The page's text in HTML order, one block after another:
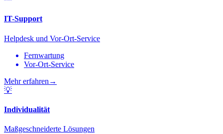
IT-Support
Helpdesk und Vor-Ort-Service
Fernwartung
Vor-Ort-Service
Mehr erfahren →
💡
Individualität
Maßgeschneiderte Lösungen